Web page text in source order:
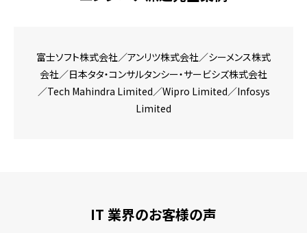
富士ソフト株式会社／アンリツ株式会社／シーメンス株式
会社／日本タタ・コンサルタンシー・サービシズ株式会社
／Tech Mahindra Limited／Wipro Limited／Infosys
Limited
IT 業界のお客様の声